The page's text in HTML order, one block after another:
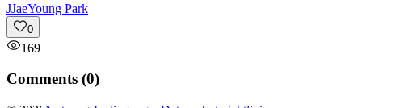
JJaeYoung Park
0
169
Comments (0)